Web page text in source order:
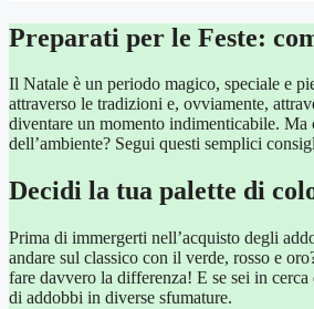
Preparati per le Feste:
Il Natale è un periodo magico, speciale e
attraverso le tradizioni e, ovviamente,
diventare un momento indimenticabile. Ma
dell’ambiente? Segui questi semplici
Decidi la tua palette di
Prima di immergerti nell’acquisto degli
andare sul classico con il verde, rosso e
fare davvero la differenza! E se sei in
di addobbi in diverse sfumature.